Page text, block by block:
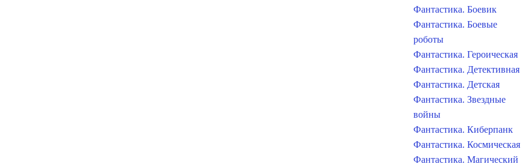
Фантастика. Боевик
Фантастика. Боевые
роботы
Фантастика. Героическая
Фантастика. Детективная
Фантастика. Детская
Фантастика. Звездные
войны
Фантастика. Киберпанк
Фантастика. Космическая
Фантастика. Магический